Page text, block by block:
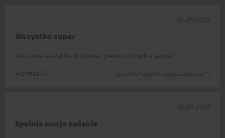
Wszystko super
Jak zawsze szybka dostawa i pierwszorzędna jakość.
Helmut M.
(przetłumaczone automatycznie *)
26.09.2025
Spełnia swoje zadanie
18.09.2025